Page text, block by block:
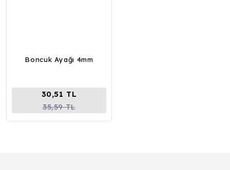
Boncuk Ayağı 4mm
30,51 TL
35,59 TL